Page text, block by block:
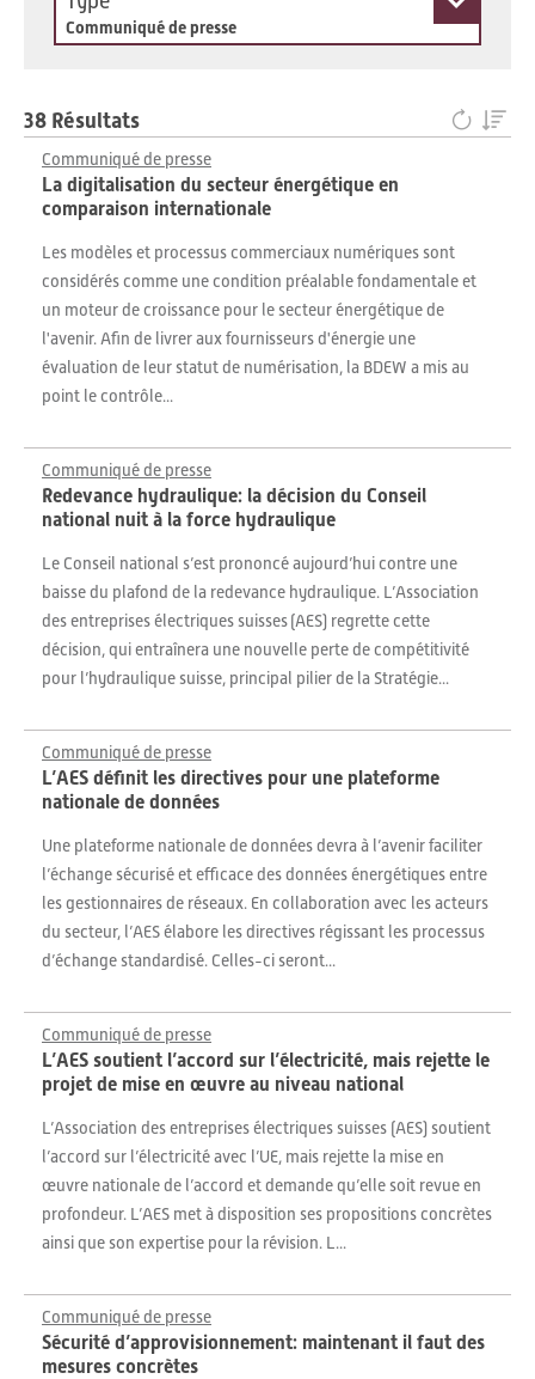
Communiqué de presse
38 Résultats
Communiqué de presse
La digitalisation du secteur énergétique en
comparaison internationale
Les modèles et processus commerciaux numériques sont
considérés comme une condition préalable fondamentale et
un moteur de croissance pour le secteur énergétique de
l'avenir. Afin de livrer aux fournisseurs d'énergie une
évaluation de leur statut de numérisation, la BDEW a mis au
point le contrôle...
Communiqué de presse
Redevance hydraulique: la décision du Conseil
national nuit à la force hydraulique
Le Conseil national s’est prononcé aujourd’hui contre une
baisse du plafond de la redevance hydraulique. L’Association
des entreprises électriques suisses (AES) regrette cette
décision, qui entraînera une nouvelle perte de compétitivité
pour l’hydraulique suisse, principal pilier de la Stratégie...
Communiqué de presse
L’AES définit les directives pour une plateforme
nationale de données
Une plateforme nationale de données devra à l’avenir faciliter
l’échange sécurisé et efficace des données énergétiques entre
les gestionnaires de réseaux. En collaboration avec les acteurs
du secteur, l’AES élabore les directives régissant les processus
d’échange standardisé. Celles-ci seront...
Communiqué de presse
L’AES soutient l’accord sur l’électricité, mais rejette le
projet de mise en œuvre au niveau national
L’Association des entreprises électriques suisses (AES) soutient
l’accord sur l’électricité avec l’UE, mais rejette la mise en
œuvre nationale de l’accord et demande qu’elle soit revue en
profondeur. L’AES met à disposition ses propositions concrètes
ainsi que son expertise pour la révision. L...
Communiqué de presse
Sécurité d’approvisionnement: maintenant il faut des
mesures concrètes